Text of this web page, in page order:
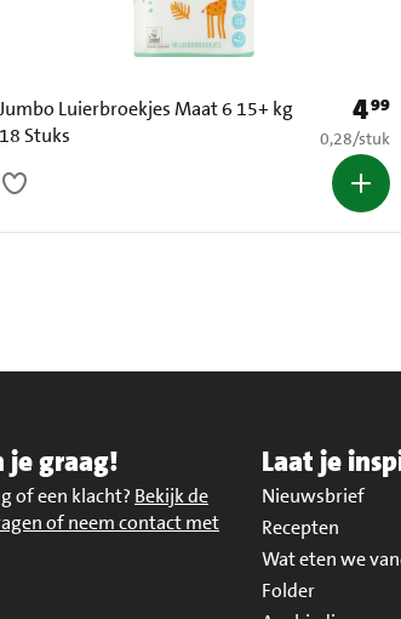
Jumbo Luierbroekjes Maat 6 15+ kg
18 Stuks
Prijs:
499
€ 0,28 per
0,28/stuk
je graag!
of een klacht? Bekijk de
of neem contact met
Laat je
Nieuwsbrief
Recepten
Wat eten we
Folder